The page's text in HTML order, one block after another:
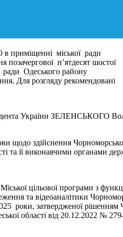
приміщенні міської ради
позачергової п’ятдесят шостої
ради Одеського району
Для розгляду рекомендовані
України ЗЕЛЕНСЬКОГО
щодо здійснення
та її виконавчими органами
цільової програми з
та відеоаналітики
роки, затвердженої рішенням
області від 20.12.2022 №